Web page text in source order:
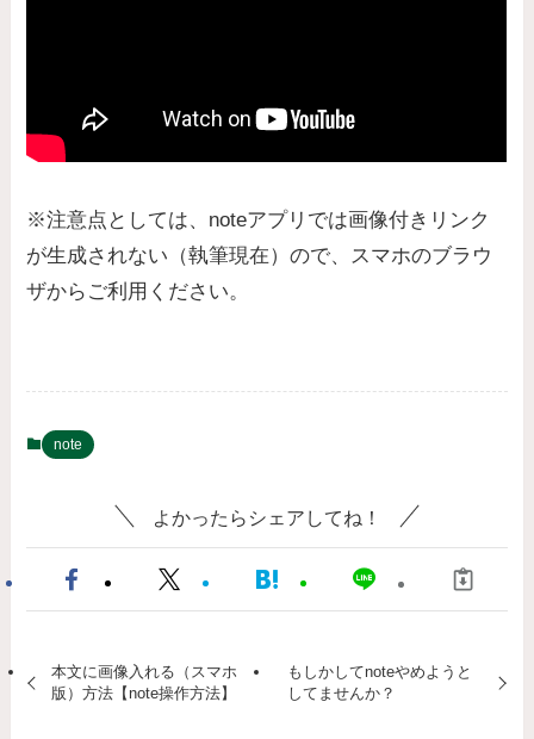
※注意点としては、noteアプリでは画像付きリンク
が生成されない（執筆現在）ので、スマホのブラウ
ザからご利用ください。
note
よかったらシェアしてね！
本文に画像入れる（スマホ
版）方法【note操作方法】
もしかしてnoteやめようと
してませんか？